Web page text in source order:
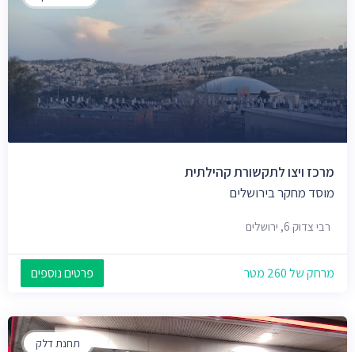
מרכז ויצו לתקשורת קהילתית
מוסד מחקר בירושלים
רבי צדוק 6, ירושלים
מרחק של 260 מטר פרטים נוספים
תחנת דלק